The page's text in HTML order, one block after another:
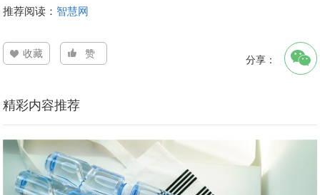
推荐阅读： 智慧网
收藏 赞 分享：
精彩内容推荐